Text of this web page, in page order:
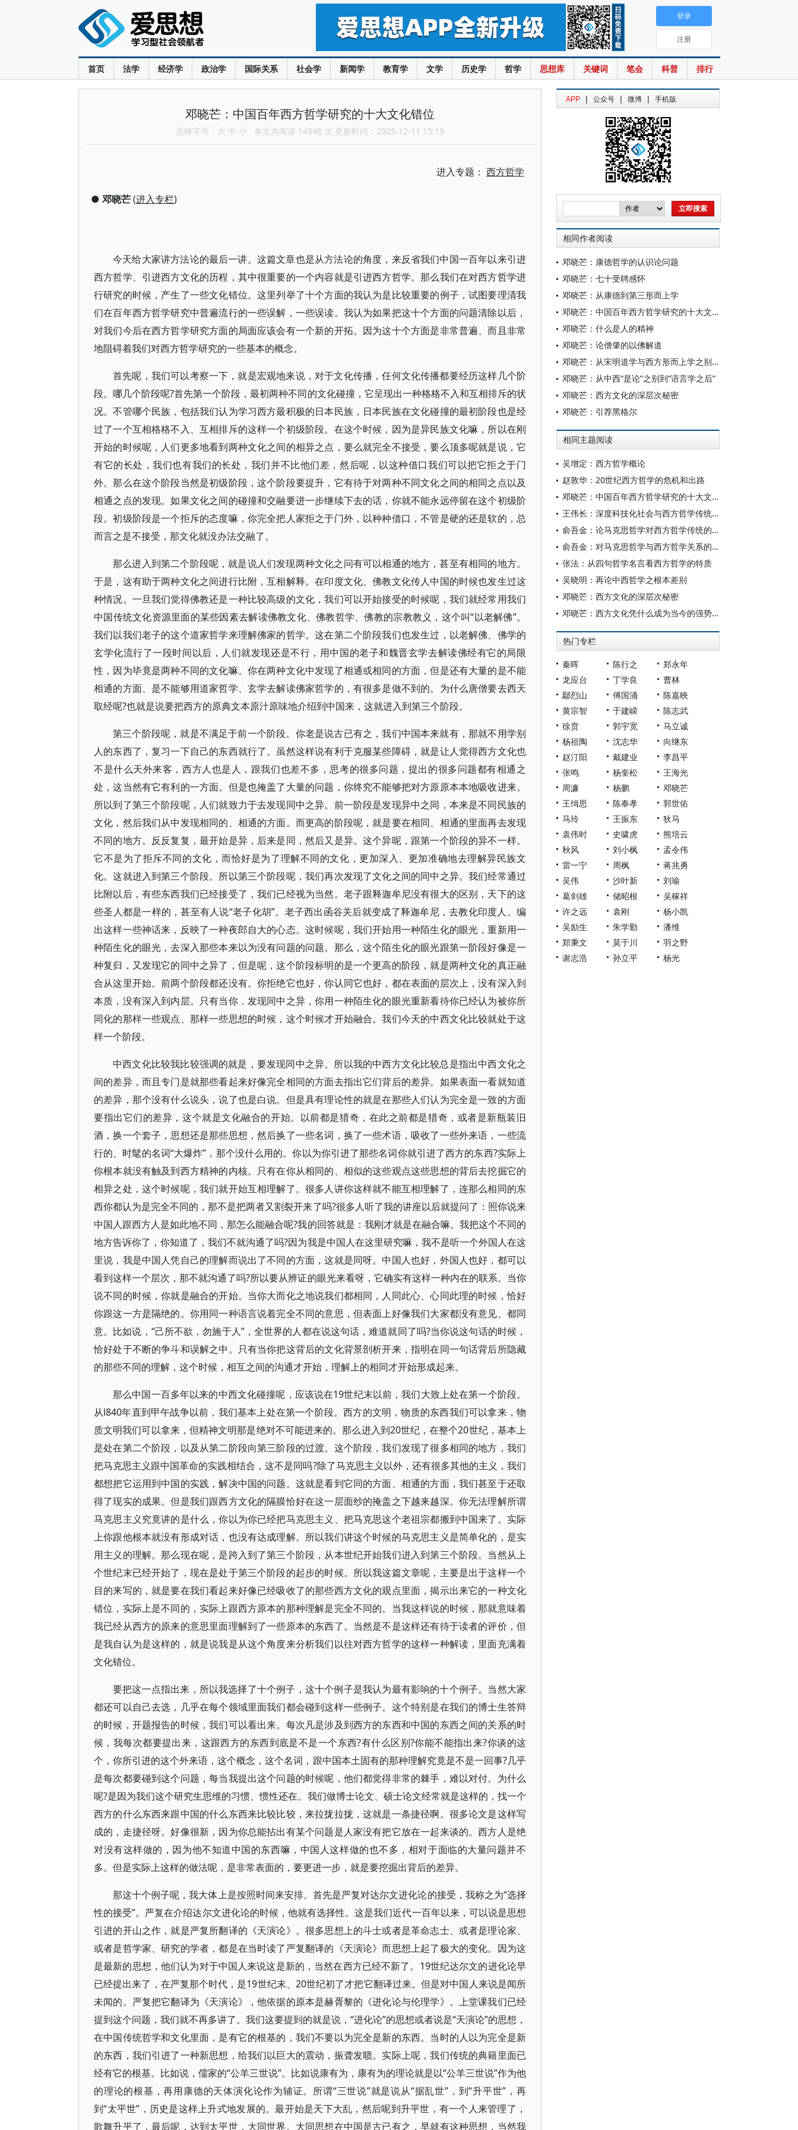
首页 法学 经济学 政治学 国际关系 社会学 新闻学 教育学 文学 历史学 哲学 思想库 关键词 笔会 科普 排行
登录
注册
邓晓芒：中国百年西方哲学研究的十大文化错位
选择字号： 大 中 小 本文共阅读 14348 次 更新时间：2025-12-11 15:19
进入专题： 西方哲学
● 邓晓芒(进入专栏)
今天给大家讲方法论的最后一讲。这篇文章也是从方法论的角度，来反省我们中国一百年以来引进
西方哲学、引进西方文化的历程，其中很重要的一个内容就是引进西方哲学。那么我们在对西方哲学进
行研究的时候，产生了一些文化错位。这里列举了十个方面的我认为是比较重要的例子，试图要理清我
们在百年西方哲学研究中普遍流行的一些误解，一些误读。我认为如果把这十个方面的问题清除以后，
对我们今后在西方哲学研究方面的局面应该会有一个新的开拓。因为这十个方面是非常普遍、而且非常
地阻碍着我们对西方哲学研究的一些基本的概念。
首先呢，我们可以考察一下，就是宏观地来说，对于文化传播，任何文化传播都要经历这样几个阶
段。哪几个阶段呢?首先第一个阶段，最初两种不同的文化碰撞，它呈现出一种格格不入和互相排斥的状
况。不管哪个民族，包括我们认为学习西方最积极的日本民族，日本民族在文化碰撞的最初阶段也是经
过了一个互相格格不入、互相排斥的这样一个初级阶段。在这个时候，因为是异民族文化嘛，所以在刚
开始的时候呢，人们更多地看到两种文化之间的相异之点，要么就完全不接受，要么顶多呢就是说，它
有它的长处，我们也有我们的长处，我们并不比他们差，然后呢，以这种借口我们可以把它拒之于门
外。那么在这个阶段当然是初级阶段，这个阶段要提升，它有待于对两种不同文化之间的相同之点以及
相通之点的发现。如果文化之间的碰撞和交融要进一步继续下去的话，你就不能永远停留在这个初级阶
段。初级阶段是一个拒斥的态度嘛，你完全把人家拒之于门外，以种种借口，不管是硬的还是软的，总
而言之是不接受，那文化就没办法交融了。
那么进入到第二个阶段呢，就是说人们发现两种文化之问有可以相通的地方，甚至有相同的地方。
于是，这有助于两种文化之间进行比附，互相解释。在印度文化、佛教文化传人中国的时候也发生过这
种情况。一旦我们觉得佛教还是一种比较高级的文化，我们可以开始接受的时候呢，我们就经常用我们
中国传统文化资源里面的某些因素去解读佛教文化、佛教哲学、佛教的宗教教义，这个叫“以老解佛”。
我们以我们老子的这个道家哲学来理解佛家的哲学。这在第二个阶段我们也发生过，以老解佛、佛学的
玄学化流行了一段时间以后，人们就发现还是不行，用中国的老子和魏晋玄学去解读佛经有它的局限
性，因为毕竟是两种不同的文化嘛。你在两种文化中发现了相通或相同的方面，但是还有大量的是不能
相通的方面、是不能够用道家哲学、玄学去解读佛家哲学的，有很多是做不到的。为什么唐僧要去西天
取经呢?也就是说要把西方的原典文本原汁原味地介绍到中国来，这就进入到第三个阶段。
第三个阶段呢，就是不满足于前一个阶段。你老是说古已有之，我们中国本来就有，那就不用学别
人的东西了，复习一下自己的东西就行了。虽然这样说有利于克服某些障碍，就是让人觉得西方文化也
不是什么天外来客，西方人也是人，跟我们也差不多，思考的很多问题，提出的很多问题都有相通之
处，这当然有它有利的一方面。但是也掩盖了大量的问题，你终究不能够把对方原原本本地吸收进来。
所以到了第三个阶段呢，人们就致力于去发现同中之异。前一阶段是发现异中之同，本来是不同民族的
文化，然后我们从中发现相同的、相通的方面。而更高的阶段呢，就是要在相同、相通的里面再去发现
不同的地方。反反复复，最开始是异，后来是同，然后又是异。这个异呢，跟第一个阶段的异不一样。
它不是为了拒斥不同的文化，而恰好是为了理解不同的文化，更加深入、更加准确地去理解异民族文
化。这就进入到第三个阶段。所以第三个阶段呢，我们再次发现了文化之间的同中之异。我们经常通过
比附以后，有些东西我们已经接受了，我们已经视为当然。老子跟释迦牟尼没有很大的区别，天下的这
些圣人都是一样的，甚至有人说“老子化胡”。老子西出函谷关后就变成了释迦牟尼，去教化印度人。编
出这样一些神话来，反映了一种夜郎自大的心态。这时候呢，我们开始用一种陌生化的眼光，重新用一
种陌生化的眼光，去深入那些本来以为没有问题的问题。那么，这个陌生化的眼光跟第一阶段好像是一
种复归，又发现它的同中之异了，但是呢，这个阶段标明的是一个更高的阶段，就是两种文化的真正融
合从这里开始。前两个阶段都还没有。你拒绝它也好，你认同它也好，都在表面的层次上，没有深入到
本质，没有深入到内层。只有当你．发现同中之异，你用一种陌生化的眼光重新看待你已经认为被你所
同化的那样一些观点、那样一些思想的时候，这个时候才开始融合。我们今天的中西文化比较就处于这
样一个阶段。
中西文化比较我比较强调的就是，要发现同中之异。所以我的中西方文化比较总是指出中西文化之
间的差异，而且专门是就那些看起来好像完全相同的方面去指出它们背后的差异。如果表面一看就知道
的差异，那个没有什么说头，说了也是白说。但是具有理论性的就是在那些人们认为完全是一致的方面
要指出它们的差异，这个就是文化融合的开始。以前都是猎奇，在此之前都是猎奇，或者是新瓶装旧
酒，换一个套子，思想还是那些思想，然后换了一些名词，换了一些术语，吸收了一些外来语，一些流
行的、时髦的名词“大爆炸”，那个没什么用的。你以为你引进了那些名词你就引进了西方的东西?实际上
你根本就没有触及到西方精神的内核。只有在你从相同的、相似的这些观点这些思想的背后去挖掘它的
相异之处，这个时候呢，我们就开始互相理解了。很多人讲你这样就不能互相理解了，连那么相同的东
西你都认为是完全不同的，那不是把两者又割裂开来了吗?很多人听了我的讲座以后就提问了：照你说来
中国人跟西方人是如此地不同，那怎么能融合呢?我的回答就是：我刚才就是在融合嘛。我把这个不同的
地方告诉你了，你知道了，我们不就沟通了吗?因为我是中国人在这里研究嘛，我不是听一个外国人在这
里说，我是中国人凭自己的理解而说出了不同的方面，这就是同呀。中国人也好，外国人也好，都可以
看到这样一个层次，那不就沟通了吗?所以要从辨证的眼光来看呀，它确实有这样一种内在的联系。当你
说不同的时候，你就是融合的开始。当你大而化之地说我们都相同，人同此心、心同此理的时候，恰好
你跟这一方是隔绝的。你用同一种语言说着完全不同的意思，但表面上好像我们大家都没有意见、都同
意。比如说，“己所不欲，勿施于人”，全世界的人都在说这句话，难道就同了吗?当你说这句话的时候，
恰好处于不断的争斗和误解之中。只有当你把这背后的文化背景剖析开来，指明在同一句话背后所隐藏
的那些不同的理解，这个时候，相互之间的沟通才开始，理解上的相同才开始形成起来。
那么中国一百多年以来的中西文化碰撞呢，应该说在19世纪末以前，我们大致上处在第一个阶段。
从l840年直到甲午战争以前，我们基本上处在第一个阶段。西方的文明，物质的东西我们可以拿来，物
质文明我们可以拿来，但精神文明那是绝对不可能进来的。那么进入到20世纪，在整个20世纪，基本上
是处在第二个阶段，以及从第二阶段向第三阶段的过渡。这个阶段，我们发现了很多相同的地方，我们
把马克思主义跟中国革命的实践相结合，这不是同吗?除了马克思主义以外，还有很多其他的主义，我们
都想把它运用到中国的实践，解决中国的问题。这就是看到它同的方面、相通的方面，我们甚至于还取
得了现实的成果。但是我们跟西方文化的隔膜恰好在这一层面纱的掩盖之下越来越深。你无法理解所谓
马克思主义究竟讲的是什么，你以为你已经把马克思主义、把马克思这个老祖宗都搬到中国来了。实际
上你跟他根本就没有形成对话，也没有达成理解。所以我们讲这个时候的马克思主义是简单化的，是实
用主义的理解。那么现在呢，是跨入到了第三个阶段，从本世纪开始我们进入到第三个阶段。当然从上
个世纪末已经开始了，现在是处于第三个阶段的起步的时候。所以我这篇文章呢，主要是出于这样一个
目的来写的，就是要在我们看起来好像已经吸收了的那些西方文化的观点里面，揭示出来它的一种文化
错位，实际上是不同的，实际上跟西方原本的那种理解是完全不同的。当我这样说的时候，那就意味着
我已经从西方的原来的意思里面理解到了一些原本的东西了。当然是不是这样还有待于读者的评价，但
是我自认为是这样的，就是说我是从这个角度来分析我们以往对西方哲学的这样一种解读，里面充满着
文化错位。
要把这一点指出来，所以我选择了十个例子，这十个例子是我认为最有影响的十个例子。当然大家
都还可以自己去选，几乎在每个领域里面我们都会碰到这样一些例子。这个特别是在我们的博士生答辩
的时候，开题报告的时候，我们可以看出来。每次凡是涉及到西方的东西和中国的东西之间的关系的时
候，我每次都要提出来，这跟西方的东西到底是不是一个东西?有什么区别?你能不能指出来?你谈的这
个，你所引进的这个外来语，这个概念，这个名词，跟中国本土固有的那种理解究竟是不是一回事?几乎
是每次都要碰到这个问题，每当我提出这个问题的时候呢，他们都觉得非常的棘手，难以对付。为什么
呢?是因为我们这个研究生思维的习惯、惯性还在。我们做博士论文、硕士论文经常就是这样的，找一个
西方的什么东西来跟中国的什么东西来比较比较，来拉拢拉拢，这就是一条捷径啊。很多论文是这样写
成的，走捷径呀。好像很新，因为你总能拈出有某个问题是人家没有把它放在一起来谈的。西方人是绝
对没有这样做的，因为他不知道中国的东西嘛，中国人这样做的也不多，相对于面临的大量问题并不
多。但是实际上这样的做法呢，是非常表面的，要更进一步，就是要挖掘出背后的差异。
那这十个例子呢，我大体上是按照时间来安排。首先是严复对达尔文进化论的接受，我称之为“选择
性的接受”。严复在介绍达尔文进化论的时候，他就有选择性。这是我们近代一百年以来，可以说是思想
引进的开山之作，就是严复所翻译的《天演论》。很多思想上的斗士或者是革命志士、或者是理论家、
或者是哲学家、研究的学者，都是在当时读了严复翻译的《天演论》而思想上起了极大的变化。因为这
是最新的思想，他们认为对于中国人来说这是新的，当然在西方已经不新了。19世纪达尔文的进化论早
已经提出来了，在严复那个时代，是19世纪末、20世纪初了才把它翻译过来。但是对中国人来说是闻所
未闻的。严复把它翻译为《天演论》，他依据的原本是赫胥黎的《进化论与伦理学》。上堂课我们已经
提到这个问题，我们就不再多讲了。我们这要提到的就是说，“进化论”的思想或者说是“天演论”的思想，
在中国传统哲学和文化里面，是有它的根基的，我们不要以为完全是新的东西。当时的人以为完全是新
的东西，我们引进了一种新思想，给我们以巨大的震动，振聋发聩。实际上呢，我们传统的典籍里面已
经有它的根基。比如说，儒家的“公羊三世说”。比如说康有为，康有为的理论就是以“公羊三世说”作为他
的理论的根基，再用康德的天体演化论作为辅证。所谓“三世说”就是说从“据乱世”，到“升平世”，再
到“太平世”，历史是这样上升式地发展的。最开始是天下大乱，然后呢到升平世，有一个人来管理了，
歌舞升平了，最后呢，达到太平世，大同世界。大同思想在中国是古已有之，早就有这种思想，当然我
APP | 公众号 | 微博 | 手机版
相同作者阅读
邓晓芒：康德哲学的认识论问题
邓晓芒：七十受聘感怀
邓晓芒：从康德到第三形而上学
邓晓芒：中国百年西方哲学研究的十大文化错位
邓晓芒：什么是人的精神
邓晓芒：论僧肇的以佛解道
邓晓芒：从宋明道学与西方形而上学之别看中西文化分野
邓晓芒：从中西“是论”之别到“语言学之后”
邓晓芒：西方文化的深层次秘密
邓晓芒：引荐黑格尔
相同主题阅读
吴增定：西方哲学概论
赵敦华：20世纪西方哲学的危机和出路
邓晓芒：中国百年西方哲学研究的十大文化错位
王伟长：深度科技化社会与西方哲学传统反思
俞吾金：论马克思哲学对西方哲学传统的扬弃——兼论马克思的实践、自由概念与康德的关系
俞吾金：对马克思哲学与西方哲学关系的再认识
张法：从四句哲学名言看西方哲学的特质
吴晓明：再论中西哲学之根本差别
邓晓芒：西方文化的深层次秘密
邓晓芒：西方文化凭什么成为当今的强势文化
热门专栏
秦晖 陈行之
郑永年
龙应台
丁学良
曹林
鄢烈山
傅国涌
陈嘉映
黄宗智
于建嵘
陈志武
徐贲
郭宇宽
马立诚
杨祖陶
沈志华
向继东
赵汀阳
戴建业
李昌平
张鸣
杨奎松
王海光
周濂
杨鹏
邓晓芒
王缉思
陈奉孝
郭世佑
马玲
王振东
狄马
袁伟时
史啸虎
熊培云
秋风
刘小枫
孟令伟
雷一宁
周枫
蒋兆勇
吴伟
沙叶新
刘瑜
葛剑雄
储昭根
吴稼祥
许之远
袁刚
杨小凯
吴励生
朱学勤
潘维
郑秉文
莫于川
羽之野
谢志浩
孙立平 杨光